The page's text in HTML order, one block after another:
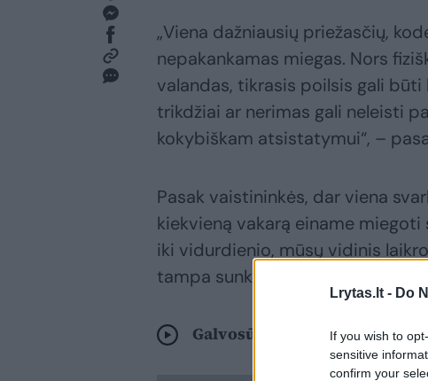
Lrytas.lt - Do
If you wish to
sensitive
confirm your
„Viena dažniausių priežasčių,
nepakankamas miegas. Nors
valandas, tikrasis poilsis gali
trikdžiai ar nerimas gali neleisti
kokybiškam atsistatymui“, –
Pasak vaistininkės, dar viena
kiekvieną vakarą einame
iki vidurdienio, mūsų vidinis
tampa sunku.“
Galvosūkis augintiniui: teko